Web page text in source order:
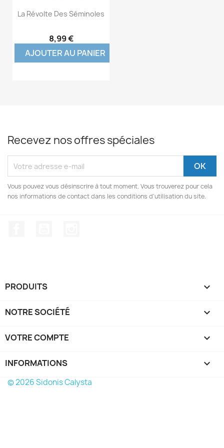
La Révolte Des Séminoles
8,99 €
AJOUTER AU PANIER
Recevez nos offres spéciales
Vous pouvez vous désinscrire à tout moment. Vous trouverez pour cela
nos informations de contact dans les conditions d'utilisation du site.
PRODUITS 
NOTRE SOCIÉTÉ 
VOTRE COMPTE 
INFORMATIONS keyboard_arrow_down
© 2026 Sidonis Calysta